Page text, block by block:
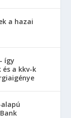
a hazai
így
a kkv-k